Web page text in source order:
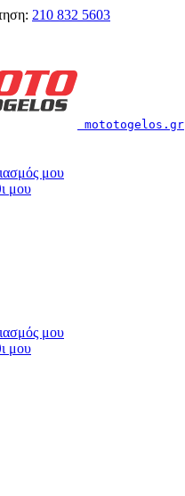
210 832 5603
mototogelos.gr
μου
μου
μου
μου